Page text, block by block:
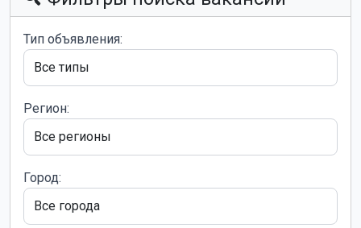
Тип объявления:
Регион:
Город: